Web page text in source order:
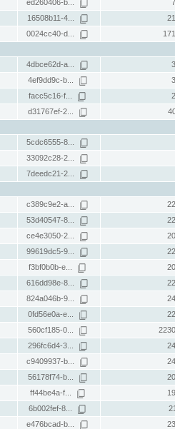
ed260406-b...
16508b11-4...
0024cc40-d...
4dbce62d-a...
4ef9dd9c-b...
facc5c16-f...
d31767ef-2...
5cdc6555-8...
33092c28-2...
7deedc21-2...
c389c9e2-a...
53d40547-8...
ce4e3050-2...
99619dc5-9...
f3bf0b0b-e...
616dd98e-8...
824a046b-9...
0fd56e0a-e...
560cf185-0...
296fc6d4-3...
c9409937-b...
56178f74-b...
ff44be4a-f...
6b002fef-8...
e476bcad-b...